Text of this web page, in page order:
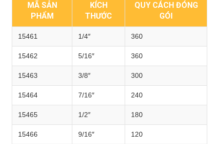
MÃ SẢN
PHẨM
KÍCH
THƯỚC
QUY CÁCH ĐÓNG
GÓI
15461 1/4″ 360
15462 5/16″ 360
15463 3/8″ 300
15464 7/16″ 240
15465 1/2″ 180
15466 9/16″ 120